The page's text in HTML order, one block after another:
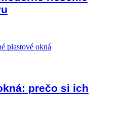
prečo si ich